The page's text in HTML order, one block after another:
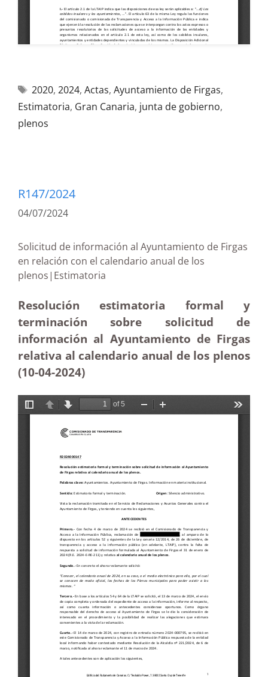
2020, 2024, Actas, Ayuntamiento de Firgas,
Estimatoria, Gran Canaria, junta de gobierno,
plenos
R147/2024
04/07/2024
Solicitud de información al Ayuntamiento de Firgas
en relación con el calendario anual de los
plenos|Estimatoria
Resolución estimatoria formal y
terminación sobre solicitud de
información al Ayuntamiento de Firgas
relativa al calendario anual de los plenos
(10-04-2024)